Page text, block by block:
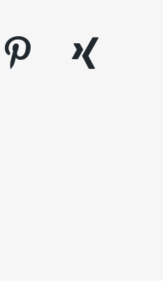
pinterest
xing